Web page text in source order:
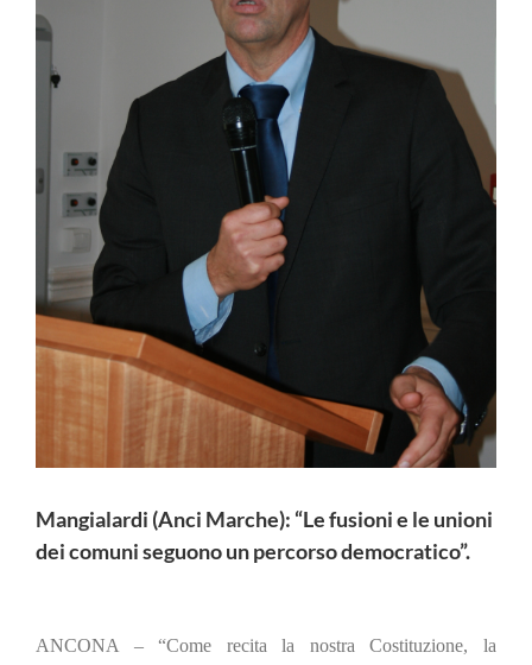
Mangialardi (Anci Marche): “Le fusioni e le unioni
dei comuni seguono un percorso democratico”.
ANCONA – “Come recita la nostra Costituzione, la